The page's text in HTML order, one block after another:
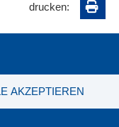
AKZEPTIEREN
drucken: